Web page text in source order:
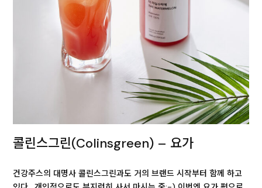
콜린스그린(Colinsgreen) – 요가
건강주스의 대명사 콜린스그린과도 거의 브랜드 시작부터 함께 하고